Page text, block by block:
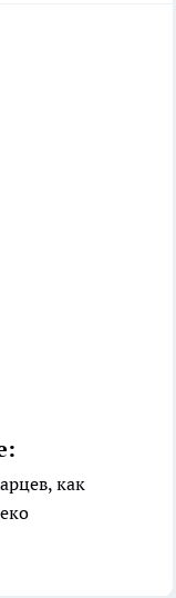
как